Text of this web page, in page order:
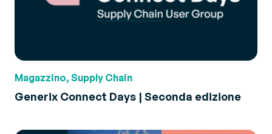
Magazzino, Supply Chain
Generix Connect Days | Seconda edizione